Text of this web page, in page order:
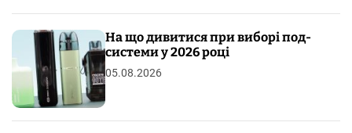
На що дивитися при виборі под-
системи у 2026 році
05.08.2026